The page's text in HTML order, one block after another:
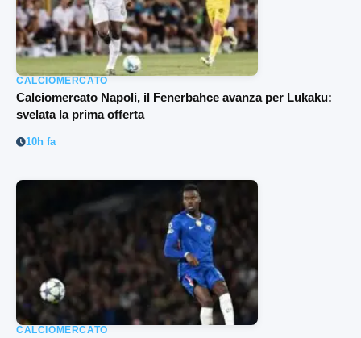
CALCIOMERCATO
Calciomercato Napoli, il Fenerbahce avanza per Lukaku:
svelata la prima offerta
10h fa
CALCIOMERCATO